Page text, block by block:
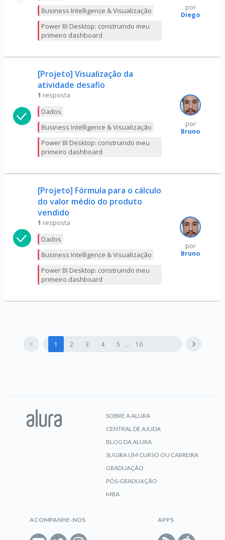
Business Intelligence & Visualização
Power BI Desktop: construindo meu
primeiro dashboard
por
Diego
[Projeto] Visualização da
atividade desafio
1 resposta
Dados
Business Intelligence & Visualização
Power BI Desktop: construindo meu
primeiro dashboard
por
Bruno
[Projeto] Fórmula para o cálculo
do valor médio do produto
vendido
1 resposta
Dados
Business Intelligence & Visualização
Power BI Desktop: construindo meu
primeiro dashboard
por
Bruno
1 2 3 4 5 16
SOBRE A ALURA
CENTRAL DE AJUDA
BLOG DA ALURA
SUGIRA UM CURSO OU CARREIRA
GRADUAÇÃO
PÓS-GRADUAÇÃO
MBA
ACOMPANHE-NOS APPS